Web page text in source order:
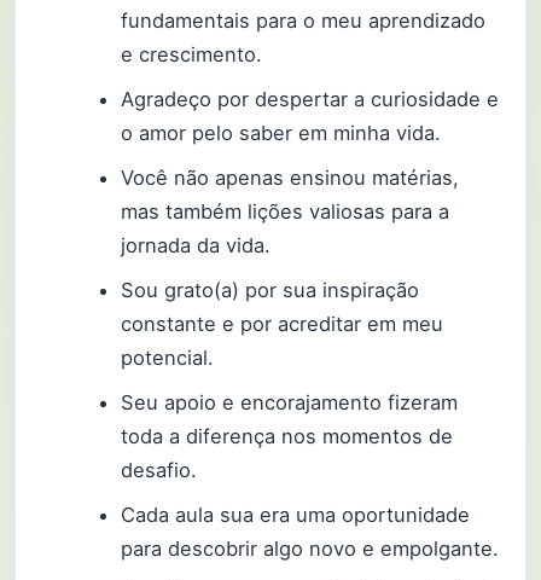
fundamentais para o meu aprendizado
e crescimento.
Agradeço por despertar a curiosidade e
o amor pelo saber em minha vida.
Você não apenas ensinou matérias,
mas também lições valiosas para a
jornada da vida.
Sou grato(a) por sua inspiração
constante e por acreditar em meu
potencial.
Seu apoio e encorajamento fizeram
toda a diferença nos momentos de
desafio.
Cada aula sua era uma oportunidade
para descobrir algo novo e empolgante.